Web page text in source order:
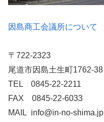
因島商工会議所について
〒722-2323
尾道市因島土生町1762-38
TEL 0845-22-2211
FAX 0845-22-6033
MAIL info@in-no-shima.jp